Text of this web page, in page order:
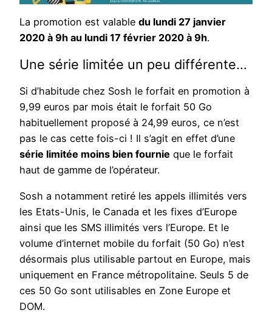
La promotion est valable du lundi 27 janvier
2020 à 9h au lundi 17 février 2020 à 9h.
Une série limitée un peu différente…
Si d’habitude chez Sosh le forfait en promotion à
9,99 euros par mois était le forfait 50 Go
habituellement proposé à 24,99 euros, ce n’est
pas le cas cette fois-ci ! Il s’agit en effet d’une
série limitée moins bien fournie que le forfait
haut de gamme de l’opérateur.
Sosh a notamment retiré les appels illimités vers
les Etats-Unis, le Canada et les fixes d’Europe
ainsi que les SMS illimités vers l’Europe. Et le
volume d’internet mobile du forfait (50 Go) n’est
désormais plus utilisable partout en Europe, mais
uniquement en France métropolitaine. Seuls 5 de
ces 50 Go sont utilisables en Zone Europe et
DOM.